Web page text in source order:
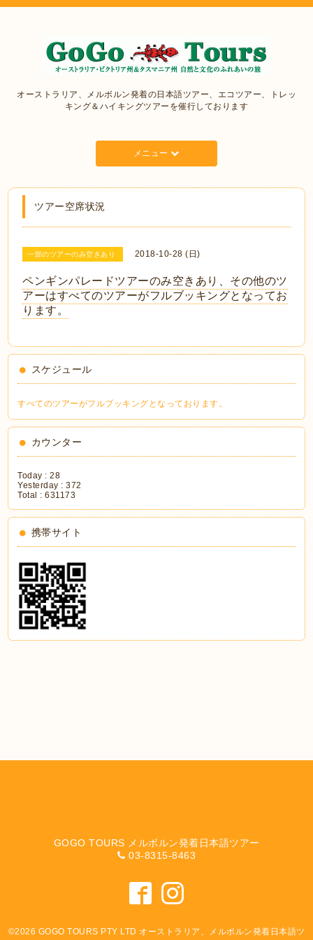
オーストラリア、メルボルン発着の日本語ツアー、エコツアー、トレッ
キング＆ハイキングツアーを催行しております
メニュー
ツアー空席状況
一部のツアーのみ空きあり 2018-10-28 (日)
ペンギンパレードツアーのみ空きあり、その他のツ
アーはすべてのツアーがフルブッキングとなってお
ります。
スケジュール
すべてのツアーがフルブッキングとなっております。
カウンター
Today :28
Yesterday :372
Total :631173
携帯サイト
GOGO TOURS メルボルン発着日本語ツアー
03-8315-8463
©2026 GOGO TOURS PTY LTD オーストラリア、メルボルン発着日本語ツ